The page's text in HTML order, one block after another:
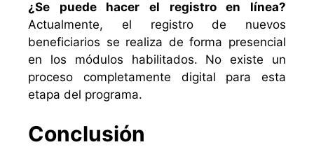
¿Se puede hacer el registro en línea?
Actualmente, el registro de nuevos
beneficiarios se realiza de forma presencial
en los módulos habilitados. No existe un
proceso completamente digital para esta
etapa del programa.
Conclusión